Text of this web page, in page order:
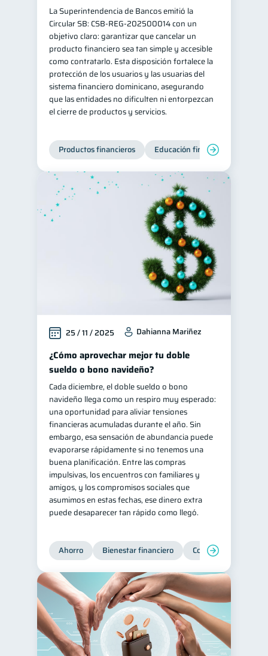
La Superintendencia de Bancos emitió la
Circular SB: CSB‑REG‑202500014 con un
objetivo claro: garantizar que cancelar un
producto financiero sea tan simple y accesible
como contratarlo. Esta disposición fortalece la
protección de los usuarios y las usuarias del
sistema financiero dominicano, asegurando
que las entidades no dificulten ni entorpezcan
el cierre de productos y servicios.
Productos financieros Educación financiera
25 / 11 / 2025 Dahianna Mariñez
¿Cómo aprovechar mejor tu doble
sueldo o bono navideño?
Cada diciembre, el doble sueldo o bono
navideño llega como un respiro muy esperado:
una oportunidad para aliviar tensiones
financieras acumuladas durante el año. Sin
embargo, esa sensación de abundancia puede
evaporarse rápidamente si no tenemos una
buena planificación. Entre las compras
impulsivas, los encuentros con familiares y
amigos, y los compromisos sociales que
asumimos en estas fechas, ese dinero extra
puede desaparecer tan rápido como llegó.
Ahorro Bienestar financiero Consejos